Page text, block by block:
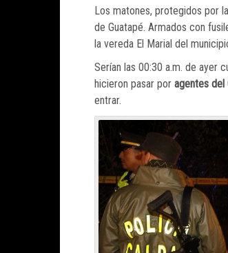
Los matones, protegidos por
de Guatapé. Armados con
la vereda El Marial del
Serían las 00:30 a.m. de ayer
hicieron pasar por agentes del
entrar.